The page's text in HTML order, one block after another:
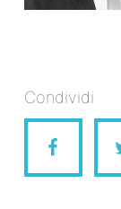
Condividi